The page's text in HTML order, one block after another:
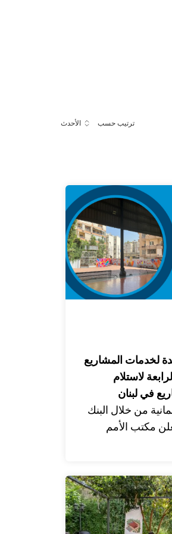
ترتيب حسب الأحدث
لخدمات المشاريع
لاستلام
في لبنان
من خلال البنك
الألماني للتنمية KfW، يعلن مكتب الأمم